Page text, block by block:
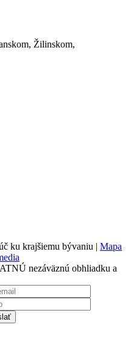
Žilinskom,
ku krajšiemu bývaniu | Mapa
nezáväznú obhliadku a